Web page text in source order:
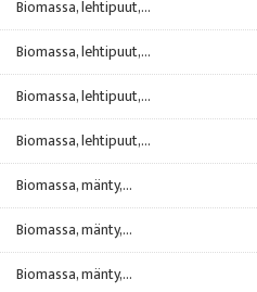
Biomassa, lehtipuut,...
Biomassa, lehtipuut,...
Biomassa, lehtipuut,...
Biomassa, lehtipuut,...
Biomassa, mänty,...
Biomassa, mänty,...
Biomassa, mänty,...